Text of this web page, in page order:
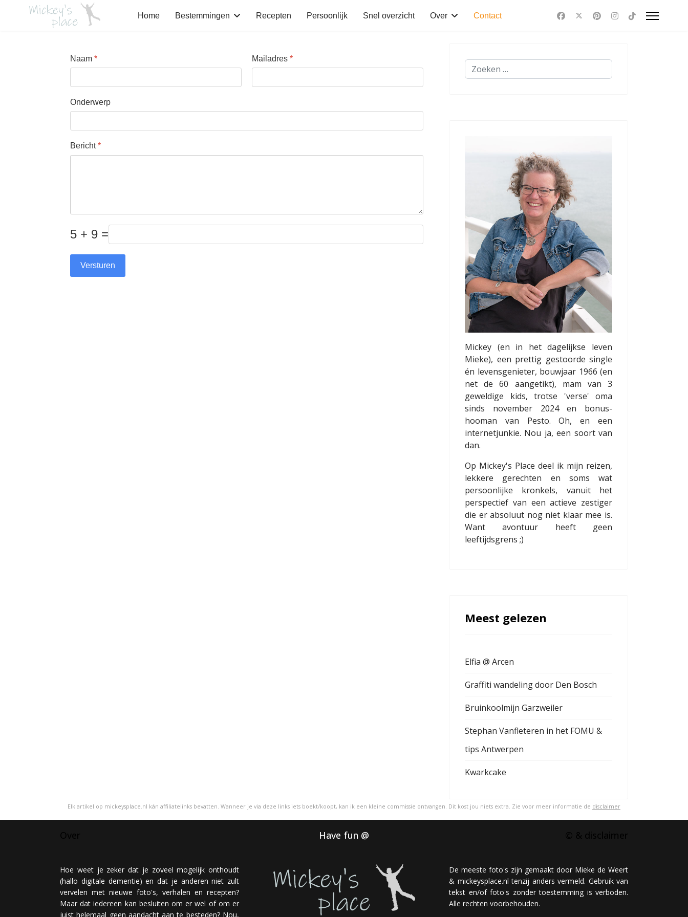
Home Bestemmingen Recepten Persoonlijk Snel overzicht Over Contact
Naam * Mailadres *
Onderwerp
Bericht*
5 + 9 =
Versturen
Mickey (en in het dagelijkse leven
Mieke), een prettig gestoorde single
én levensgenieter, bouwjaar 1966 (en
net de 60 aangetikt), mam van 3
geweldige kids, trotse 'verse' oma
sinds november 2024 en bonus-
hooman van Pesto. Oh, en een
internetjunkie. Nou ja, een soort van
dan.
Op Mickey's Place deel ik mijn reizen,
lekkere gerechten en soms wat
persoonlijke kronkels, vanuit het
perspectief van een actieve zestiger
die er absoluut nog niet klaar mee is.
Want avontuur heeft geen
leeftijdsgrens ;)
Meest gelezen
Elfia @ Arcen
Graffiti wandeling door Den Bosch
Bruinkoolmijn Garzweiler
Stephan Vanfleteren in het FOMU &
tips Antwerpen
Kwarkcake
Elk artikel op mickeysplace.nl kán affiliatelinks bevatten. Wanneer je via deze links iets boekt/koopt, kan ik een kleine commissie ontvangen. Dit kost jou niets extra. Zie voor meer informatie de disclaimer
Hoe weet je zeker dat je zoveel mogelijk onthoudt
(hallo digitale dementie) en dat je anderen niet zult
vervelen met nieuwe foto's, verhalen en recepten?
Maar dat iedereen kan besluiten om er wel of om er
juist helemaal geen aandacht aan te besteden? Nou,
Have fun @
De meeste foto's zijn gemaakt door Mieke de Weert
& mickeysplace.nl tenzij anders vermeld. Gebruik van
tekst en/of foto's zonder toestemming is verboden.
Alle rechten voorbehouden.